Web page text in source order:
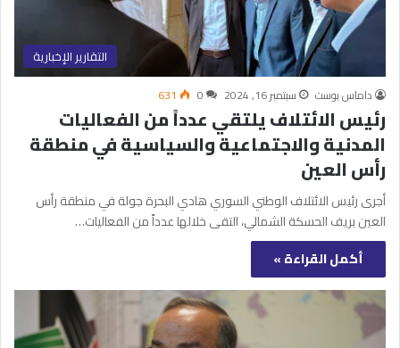
التقارير الإخبارية
داماس بوست سبتمبر 16, 2024 0
631
رئيس الائتلاف يلتقي عدداً من الفعاليات
المدنية والاجتماعية والسياسية في منطقة
رأس العين
أجرى رئيس الائتلاف الوطني السوري هادي البحرة جولة في منطقة رأس
العين بريف الحسكة الشمالي، التقى خلالها عدداً من الفعاليات…
أكمل القراءة »